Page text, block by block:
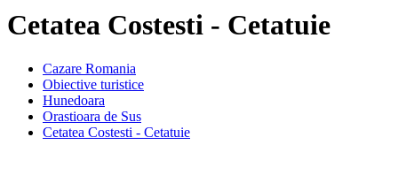
Cetatea Costesti - Cetatuie
Cazare Romania
Obiective turistice
Hunedoara
Orastioara de Sus
Cetatea Costesti - Cetatuie